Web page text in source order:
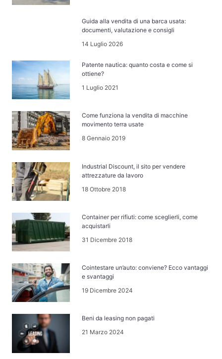
Guida alla vendita di una barca usata:
documenti, valutazione e consigli
14 Luglio 2026
Patente nautica: quanto costa e come si
ottiene?
1 Luglio 2021
Come funziona la vendita di macchine
movimento terra usate
8 Gennaio 2019
Industrial Discount, il sito per vendere
attrezzature da lavoro
18 Ottobre 2018
Container per rifiuti: come sceglierli, come
acquistarli
31 Dicembre 2018
Cointestare un’auto: conviene? Ecco vantaggi
e svantaggi
19 Dicembre 2024
Beni da leasing non pagati
21 Marzo 2024